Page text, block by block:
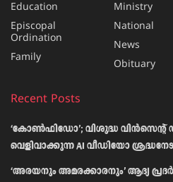
Education
Episcopal
Ordination
Family
Ministry
National
News
Obituary
Recent Posts
‘കോൺഫിഡോ’; വിശുദ്ധ വിൻസെന്റ്
വെളിവാക്കുന്ന AI വീഡിയോ
‘അരയനും അമരക്കാരനും’ ആദ്യ